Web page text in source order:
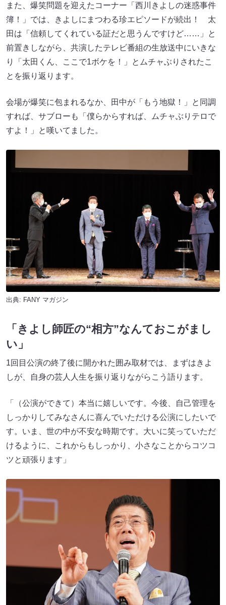
また、爆笑問題を迎えたコーナー「西川きよしの迷惑事件
簿！」では、きよしにまつわる珍エピソードが続出！ 太
田は「信頼してくれている証だと思うんですけど……」と
前置きしながら、共演したテレビ番組の生放送中にいきな
り「太田くん、ここで1ボケを！」とムチャぶりされたこ
とを振り返ります。
会場が爆笑に包まれるなか、田中が「もう地獄！」と同調
すれば、サブローも「僕らからすれば、ムチャぶりテロで
すよ！」と嘆いてました。
出典: FANY マガジン
「きよし師匠の“相方”なんておこがまし
い」
1回目公演の終了後に開かれた囲み取材では、まずはきよ
しが、自身の芸人人生を振り返りながらこう語ります。
「（公演ができて）本当に嬉しいです。今後、自己管理を
しっかりしてみなさんに喜んでいただける公演にしたいで
す。いま、世の中が不安な時期です。大いに笑っていただ
けるように、これからもしっかり、小さなことからコツコ
ツと頑張ります」